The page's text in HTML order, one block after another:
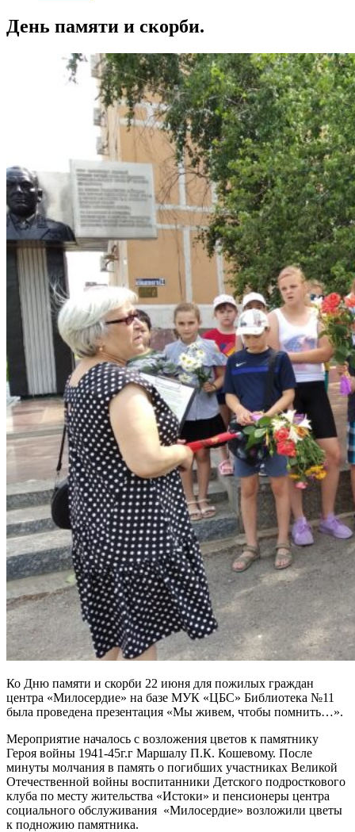
День памяти и скорби.
Ко Дню памяти и скорби 22 июня для пожилых граждан
центра «Милосердие» на базе МУК «ЦБС» Библиотека №11
была проведена презентация «Мы живем, чтобы помнить…».
Мероприятие началось с возложения цветов к памятнику
Героя войны 1941-45г.г Маршалу П.К. Кошевому. После
минуты молчания в память о погибших участниках Великой
Отечественной войны воспитанники Детского подросткового
клуба по месту жительства «Истоки» и пенсионеры центра
социального обслуживания «Милосердие» возложили цветы
к подножию памятника.